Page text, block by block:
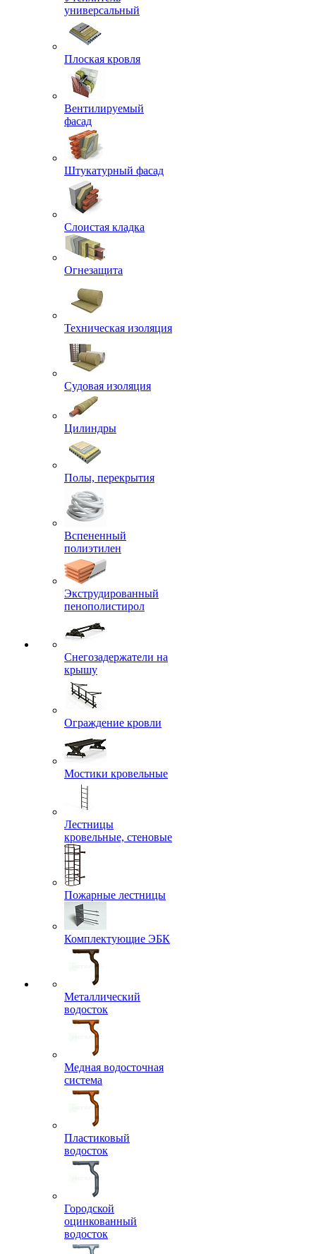
универсальный
Плоская кровля
Вентилируемый
фасад
Штукатурный фасад
Слоистая кладка
Огнезащита
Техническая изоляция
Судовая изоляция
Цилиндры
Полы, перекрытия
Вспененный
полиэтилен
Экструдированный
пенополистирол
Снегозадержатели на
крышу
Ограждение кровли
Мостики кровельные
Лестницы
кровельные, стеновые
Пожарные лестницы
Комплектующие ЭБК
Металлический
водосток
Медная водосточная
система
Пластиковый
водосток
Городской
оцинкованный
водосток